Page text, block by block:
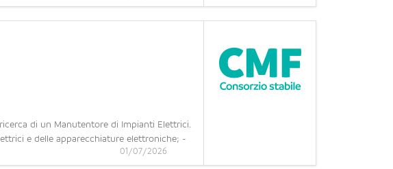
di un Manutentore di Impianti Elettrici.
e delle apparecchiature elettroniche; -
01/07/2026